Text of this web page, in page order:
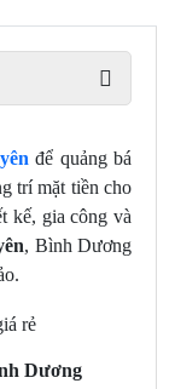
để quảng bá
trí mặt tiền cho
kế, gia công và
, Bình Dương
Dương